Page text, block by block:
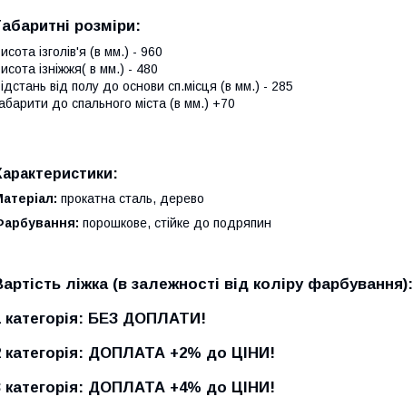
розміри:
ізголів'я (в мм.) - 960
ізніжжя( в мм.) - 480
від полу до основи сп.місця (в мм.) - 285
до спального міста (в мм.) +70
іал: прокатна сталь, дерево
порошкове, стійке до подряпин
ліжка (в залежності від коліру фарбування):
категорія: БЕЗ ДОПЛАТИ!
категорія: ДОПЛАТА +2% до ЦІНИ!
категорія: ДОПЛАТА +4% до ЦІНИ!